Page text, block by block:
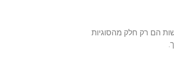
הם רק חלק מהסוגיות